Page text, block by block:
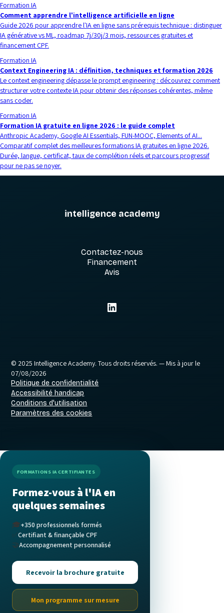
Formation IA
Comment apprendre l'intelligence artificielle en ligne
Guide 2026 pour apprendre l'IA en ligne sans prérequis technique : distinguer
IA générative vs ML, roadmap 7j/30j/3 mois, ressources gratuites et
financement CPF.
Formation IA
Context Engineering IA : définition, techniques et formation 2026
Le context engineering dépasse le prompt engineering : découvrez comment
structurer votre contexte IA pour obtenir des réponses cohérentes, même
sans coder.
Formation IA
Formation IA gratuite en ligne 2026 : le guide complet
Anthropic Academy, Google AI Essentials, FUN-MOOC, Elements of AI...
Comparatif complet des meilleures formations IA gratuites en ligne 2026.
Durée, langue, certificat, taux de complétion réels et parcours progressif
pour ne pas se noyer.
intelligence academy
Contactez-nous
Financement
Avis
© 2025 Intelligence Academy. Tous droits réservés. — Mis à jour le
07/08/2026
Politique de confidentialité
Accessibilité handicap
Conditions d'utilisation
Paramètres des cookies
FORMATIONS IA CERTIFIANTES
Formez-vous à l'IA en
quelques semaines
🎓+350 professionnels formés
Certifiant & finançable CPF
🤝Accompagnement personnalisé
Recevoir la brochure gratuite
Mon programme sur mesure